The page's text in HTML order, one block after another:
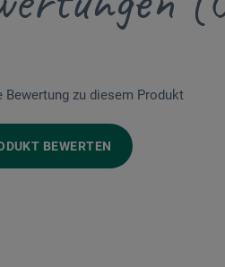
Bewertung zu diesem Produkt
BEWERTEN